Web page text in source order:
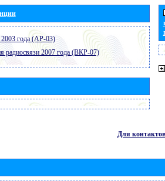
2003 года (АР-03)
радиосвязи 2007 года (ВКР-07)
Для контактов